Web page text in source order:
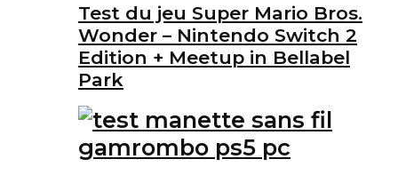
Test du jeu Super Mario Bros.
Wonder – Nintendo Switch 2
Edition + Meetup in Bellabel
Park